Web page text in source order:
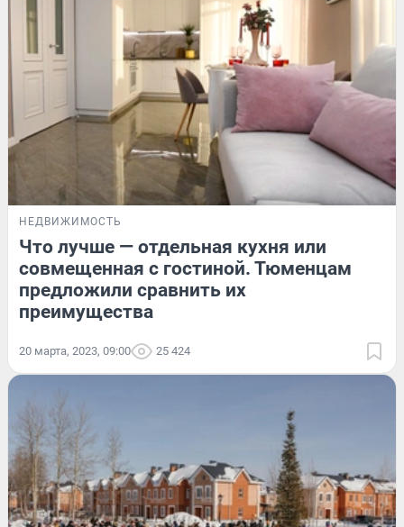
НЕДВИЖИМОСТЬ
Что лучше — отдельная кухня или
совмещенная с гостиной. Тюменцам
предложили сравнить их
преимущества
20 марта, 2023, 09:00 25 424